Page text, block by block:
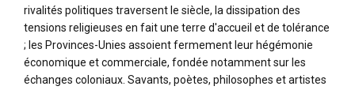
rivalités politiques traversent le siècle, la dissipation des
tensions religieuses en fait une terre d'accueil et de tolérance
; les Provinces-Unies assoient fermement leur hégémonie
économique et commerciale, fondée notamment sur les
échanges coloniaux. Savants, poètes, philosophes et artistes